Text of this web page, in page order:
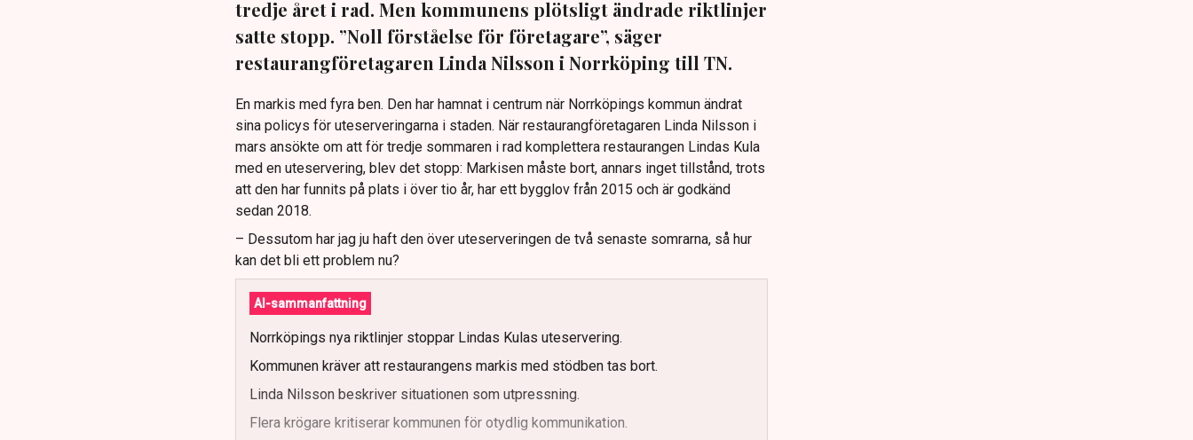
tredje året i rad. Men kommunens plötsligt ändrade riktlinjer
satte stopp. ”Noll förståelse för företagare”, säger
restaurangföretagaren Linda Nilsson i Norrköping till TN.
En markis med fyra ben. Den har hamnat i centrum när Norrköpings kommun ändrat
sina policys för uteserveringarna i staden. När restaurangföretagaren Linda Nilsson i
mars ansökte om att för tredje sommaren i rad komplettera restaurangen Lindas Kula
med en uteservering, blev det stopp: Markisen måste bort, annars inget tillstånd, trots
att den har funnits på plats i över tio år, har ett bygglov från 2015 och är godkänd
sedan 2018.
– Dessutom har jag ju haft den över uteserveringen de två senaste somrarna, så hur
kan det bli ett problem nu?
AI-sammanfattning
Norrköpings nya riktlinjer stoppar Lindas Kulas uteservering.
Kommunen kräver att restaurangens markis med stödben tas bort.
Linda Nilsson beskriver situationen som utpressning.
Flera krögare kritiserar kommunen för otydlig kommunikation.